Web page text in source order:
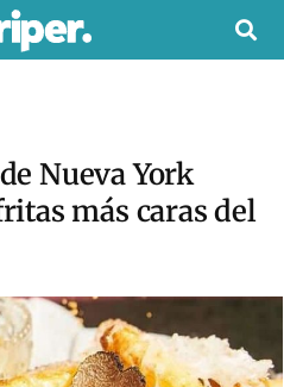
Nueva York
más caras del